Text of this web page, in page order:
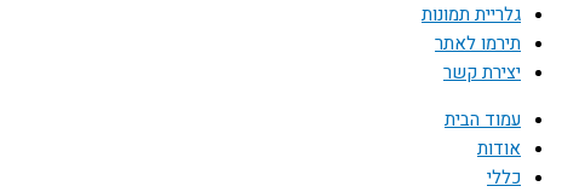
גלריית תמונות
תירמו לאתר
יצירת קשר
עמוד הבית
אודות
כללי